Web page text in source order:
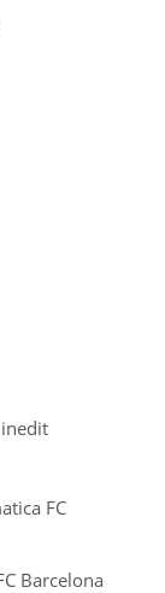
FC
Barcelona